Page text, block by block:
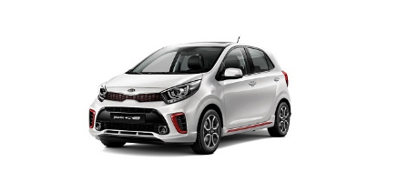
Seguro de Viaje
VIDA Y SALUD
Seguro de Vida
Tarjeta de Crédito
Estilo de Vida
Otros temas